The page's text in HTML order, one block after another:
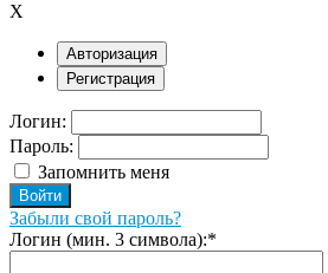
X
Авторизация
Регистрация
Логин:
Пароль:
Запомнить меня
Забыли свой пароль?
Логин (мин. 3 символа):*